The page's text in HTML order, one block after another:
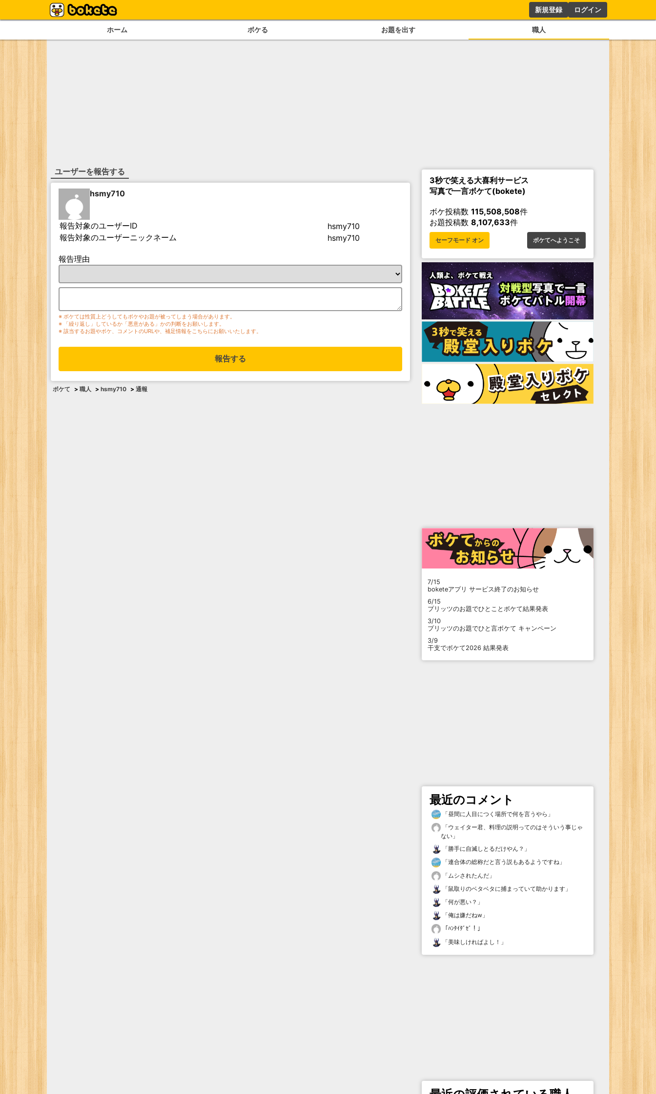
新規登録 ログイン
ホーム ボケる お題を出す 職人
ユーザーを報告する
hsmy710
報告対象のユーザーID
hsmy710
報告対象のユーザーニックネーム
hsmy710
報告理由
※ ボケては性質上どうしてもボケやお題が被ってしまう場合があります。
※ 「繰り返し」しているか「悪意がある」かの判断をお願いします。
※ 該当するお題やボケ、コメントのURLや、補足情報をこちらにお願いいたします。
報告する
ボケて > 職人 > hsmy710 > 通報
3秒で笑える大喜利サービス
写真で一言ボケて(bokete)
ボケ投稿数 115,508,508件
お題投稿数 8,107,633件
セーフモード オン ボケてへようこそ
7/15
boketeアプリ サービス終了のお知らせ
6/15
プリッツのお題でひとことボケて結果発表
3/10
プリッツのお題でひと言ボケて キャンペーン
3/9
干支でボケて2026 結果発表
最近のコメント
「昼間に人目につく場所で何を言うやら 」
「ウェイター君、料理の説明ってのはそういう事じゃ
ない 」
「勝手に自滅しとるだけやん？ 」
「連合体の総称だと言う説もあるようですね 」
「 ムシされたんだ 」
「鼠取りのベタベタに捕まっていて助かります 」
「何が悪い？ 」
「俺は嫌だねw 」
「ﾊﾝﾀｲﾀﾞｾﾞ！ 」
「美味しければよし！ 」